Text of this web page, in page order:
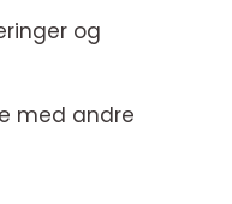
og
med andre